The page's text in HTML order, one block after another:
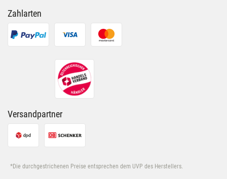
Zahlarten
Versandpartner
*Die durchgestrichenen Preise entsprechen dem UVP des Herstellers.